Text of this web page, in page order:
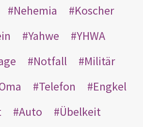
Nehemia
Koscher
Yahwe
YHWA
Notfall
Militär
Telefon
Engkel
Auto
Übelkeit